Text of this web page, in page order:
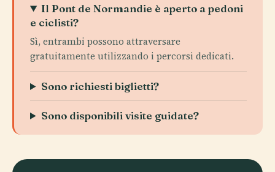
Il Pont de Normandie è aperto a pedoni
e ciclisti?
Sì, entrambi possono attraversare
gratuitamente utilizzando i percorsi dedicati.
Sono richiesti biglietti?
Sono disponibili visite guidate?